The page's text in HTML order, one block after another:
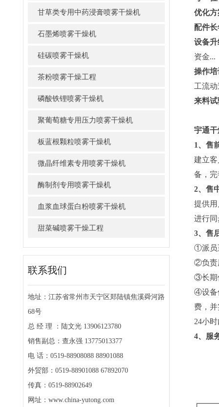
甘草类专用中药浸膏喷雾干燥机
石墨烯喷雾干燥机
硅碳喷雾干燥机
茶粉喷雾干燥工程
磷酸铁锂喷雾干燥机
聚葡萄糖专用压力喷雾干燥机
板蓝根颗粒喷雾干燥机
微晶纤维素专用喷雾干燥机
酶制剂专用喷雾干燥机
血浆血球蛋白粉喷雾干燥机
甜菜碱喷雾干燥工程
联系我们
地址：江苏省常州市天宁区郑陆镇焦溪舜河路
68号
总 经 理 ：陆文光 13906123780
销售副总：查永强 13775013377
电 话：0519-88908088 88901088
外贸部：0519-88901088 67892070
传真：0519-88902649
网址：www.china-yutong.com
优化
配件
设备
资金...
操作
工流
来料
宇通
1、售
建立
备，
2、售
提供
进行
3、售
①派员
②负责
③长期
④设备
费，
24小
4、服